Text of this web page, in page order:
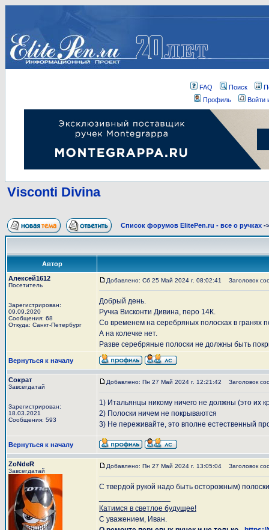
FAQ Поиск
Профиль
Войти
Visconti Divina
Список форумов ElitePen.ru - все о ручках -
Автор
Алексей1612
Посетитель
Зарегистрирован:
09.09.2020
Сообщения: 68
Откуда: Санкт-Петербург
Добавлено: Сб 25 Май 2024 г. 08:02:41 Заголовок
Добрый день.
Ручка Висконти Дивина, перо 14К.
Со временем на серебряных полосках в гранях
А на колечке нет.
Разве серебряные полоски не должны быть
Вернуться к началу
Сократ
Завсегдатай
Зарегистрирован:
18.03.2021
Сообщения: 593
Добавлено: Пн 27 Май 2024 г. 12:21:42 Заголовок
1) Итальянцы никому ничего не должны (это их
2) Полоски ничем не покрываются
3) Не переживайте, это вполне естественный
Вернуться к началу
ZoNdeR
Завсегдатай
Добавлено: Пн 27 Май 2024 г. 13:05:04 Заголовок
С твердой рукой надо быть осторожным)
Катимся в светлое будущее!
С уважением, Иван.